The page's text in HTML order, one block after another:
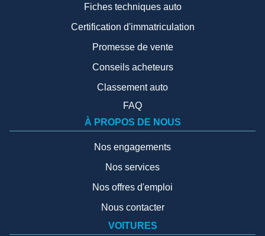
Fiches techniques auto
Certification d'immatriculation
Promesse de vente
Conseils acheteurs
Classement auto
FAQ
À PROPOS DE NOUS
Nos engagements
Nos services
Nos offres d'emploi
Nous contacter
VOITURES